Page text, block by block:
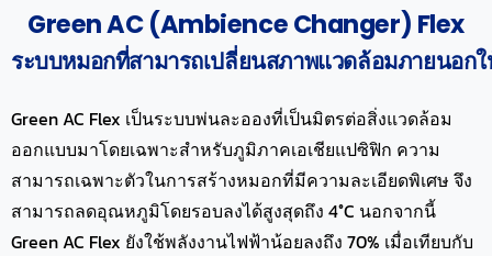
GreenAC (AmbienceChanger) Flex
ระบบหมอกที่สามารถเปลี่ยนสภาพแวดล้อมภายนอก
Green AC Flex เป็นระบบพ่นละอองที่เป็นมิตรต่อสิ่งแวดล้อม
ออกแบบมาโดยเฉพาะสำหรับภูมิภาคเอเชียแปซิฟิก ความ
สามารถเฉพาะตัวในการสร้างหมอกที่มีความละเอียดพิเศษ จึง
สามารถลดอุณหภูมิโดยรอบลงได้สูงสุดถึง 4°C นอกจากนี้
Green AC Flex ยังใช้พลังงานไฟฟ้าน้อยลงถึง 70% เมื่อเทียบกับ